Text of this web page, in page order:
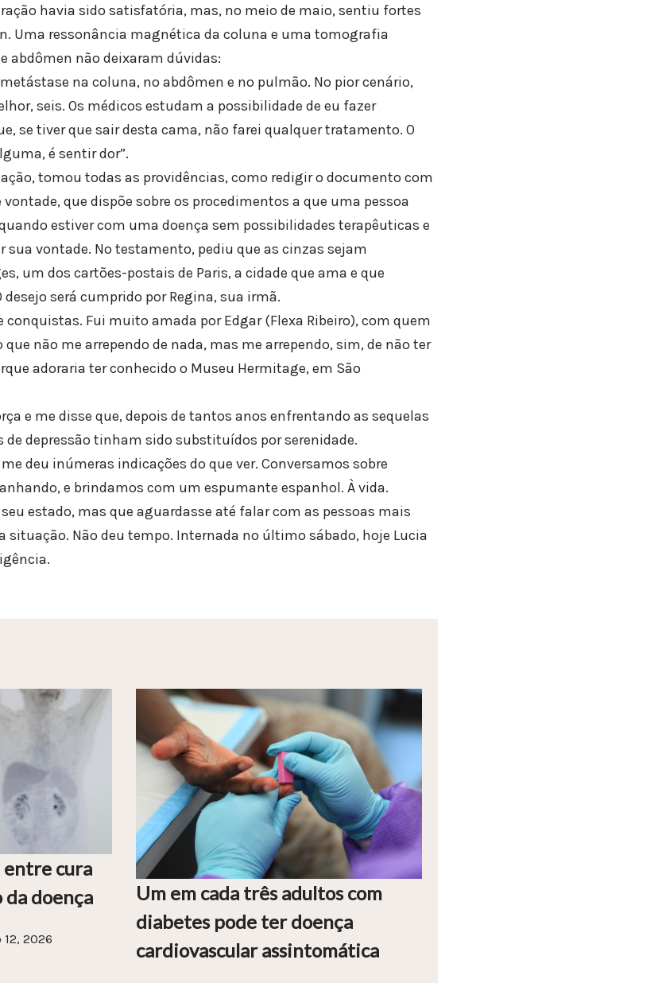
havia sido satisfatória, mas, no meio de maio, sentiu fortes
Uma ressonância magnética da coluna e uma tomografia
abdômen não deixaram dúvidas:
metástase na coluna, no abdômen e no pulmão. No pior cenário,
seis. Os médicos estudam a possibilidade de eu fazer
se tiver que sair desta cama, não farei qualquer tratamento. O
é sentir dor”.
tomou todas as providências, como redigir o documento com
que dispõe sobre os procedimentos a que uma pessoa
estiver com uma doença sem possibilidades terapêuticas e
vontade. No testamento, pediu que as cinzas sejam
um dos cartões-postais de Paris, a cidade que ama e que
será cumprido por Regina, sua irmã.
conquistas. Fui muito amada por Edgar (Flexa Ribeiro), com quem
que não me arrependo de nada, mas me arrependo, sim, de não ter
adoraria ter conhecido o Museu Hermitage, em São
e me disse que, depois de tantos anos enfrentando as sequelas
de depressão tinham sido substituídos por serenidade.
deu inúmeras indicações do que ver. Conversamos sobre
e brindamos com um espumante espanhol. À vida.
estado, mas que aguardasse até falar com as pessoas mais
situação. Não deu tempo. Internada no último sábado, hoje Lucia
cura
da doença
12, 2026
Um em cada três adultos com
diabetes pode ter doença
cardiovascular assintomática